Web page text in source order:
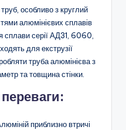
особливо з круглий
алюмінієвих сплавів
сплави серії АД31, 6060,
для екструзії
труба алюмінієва з
та товщина стінки.
приблизно втричі